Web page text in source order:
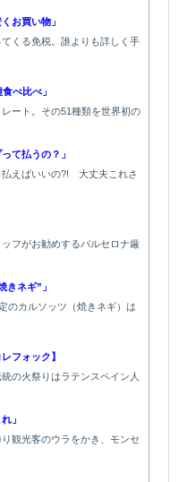
お買い物」
くる免税。誰よりも詳しく手
べ比べ」
ート。その51種類を世界初の
て払うの？」
払えばいいの?! 大丈夫これさ
フがお勧めするバルセロナ厳
きネギ”」
のカルソッツ（焼きネギ）は
フォック】
の火祭りはラテンスペイン人
」
観光客のウラをかき、モンセ